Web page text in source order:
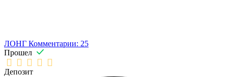
ЛОНГ Комментарии: 25
Прошел
Депозит